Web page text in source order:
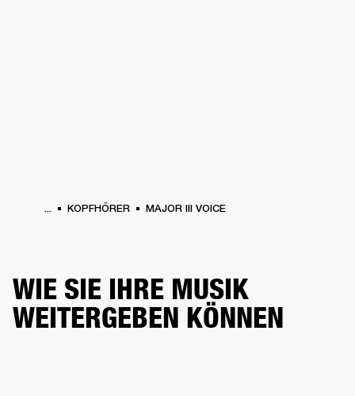
... KOPFHÖRER MAJOR III VOICE
WIE SIE IHRE MUSIK
WEITERGEBEN KÖNNEN